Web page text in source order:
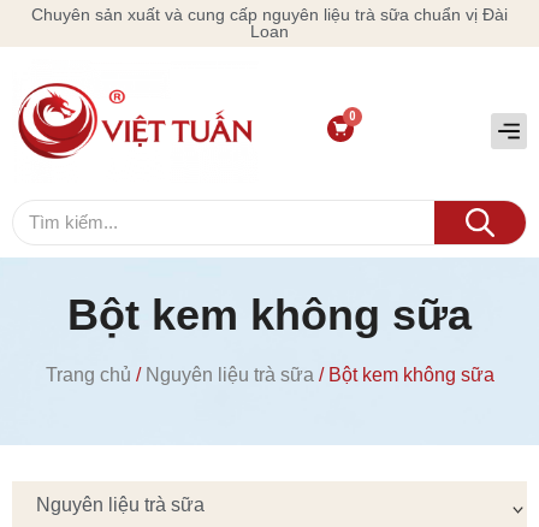
Chuyên sản xuất và cung cấp nguyên liệu trà sữa chuẩn vị Đài
Loan
Bột kem không sữa
Trang chủ / Nguyên liệu trà sữa / Bột kem không sữa
Nguyên liệu trà sữa